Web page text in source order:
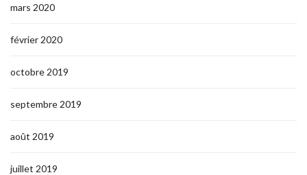
mars 2020
février 2020
octobre 2019
septembre 2019
août 2019
juillet 2019